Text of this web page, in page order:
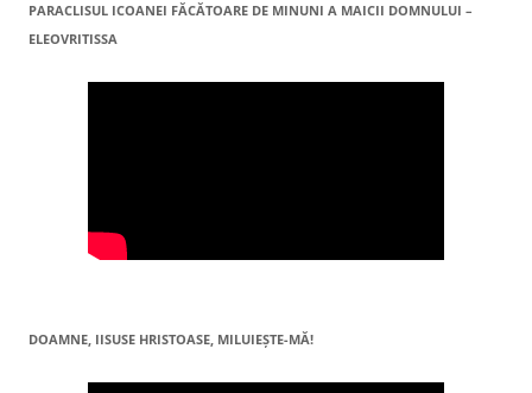
PARACLISUL ICOANEI FĂCĂTOARE DE MINUNI A MAICII DOMNULUI –
ELEOVRITISSA
DOAMNE, IISUSE HRISTOASE, MILUIEŞTE-MĂ!